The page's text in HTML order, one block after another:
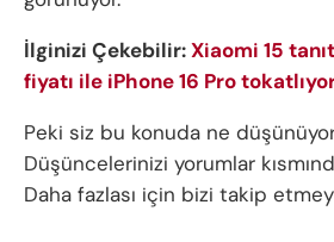
İlginizi Çekebilir:Xiaomi 15
fiyatı ile iPhone 16 Pro
Peki siz bu konuda ne
Düşüncelerinizi yorumlar
Daha fazlası için bizi takip